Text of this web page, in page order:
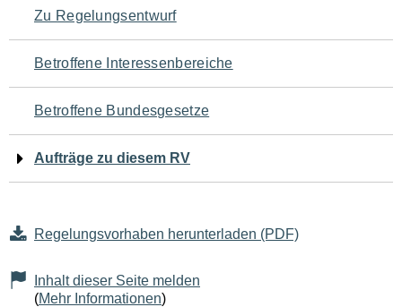
den
Seiteninhalt
Zu Regelungsentwurf
Betroffene Interessenbereiche
Betroffene Bundesgesetze
Aufträge zu diesem RV
Regelungsvorhaben herunterladen (PDF)
Inhalt dieser Seite melden
(Mehr Informationen)